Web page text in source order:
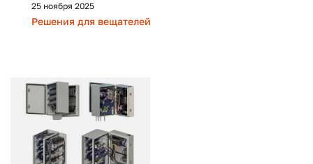
25 ноября 2025
Решения для вещателей